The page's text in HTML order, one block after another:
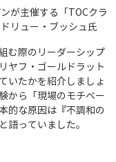
が主催する「TOCクラ
リュー・ブッシュ氏
む際のリーダーシップ
ヤフ・ゴールドラット
いたかを紹介しましょ
から「現場のモチベー
的な原因は『不調和の
語っていました。